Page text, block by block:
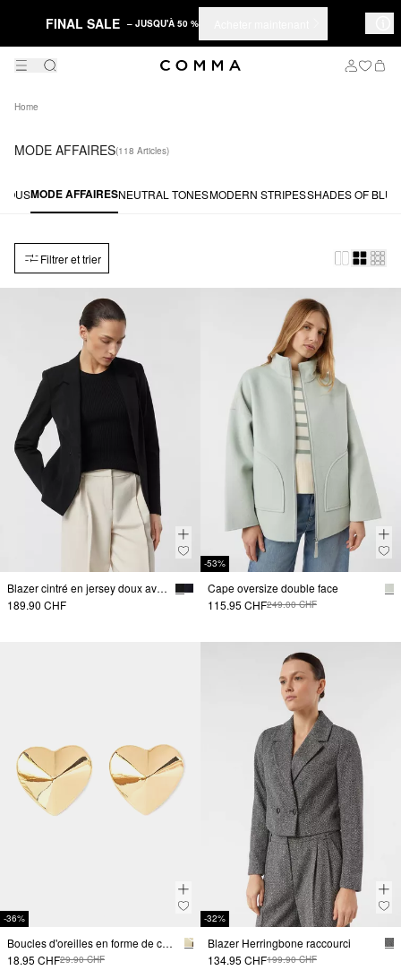
FINAL SALE – JUSQU'À 50 %
Home
MODE AFFAIRES(118 Articles)
TOUSMODE AFFAIRESNEUTRAL TONESMODERN STRIPESSHADES OF BLUE
Filtrer et trier
Blazer cintré en jersey doux avec poches zippées
189.90 CHF
-53%
Cape oversize double face
115.95 CHF249.00 CHF
-36%
Boucles d'oreilles en forme de cœur
18.95 CHF29.90 CHF
-32%
Blazer Herringbone raccourci
134.95 CHF199.90 CHF